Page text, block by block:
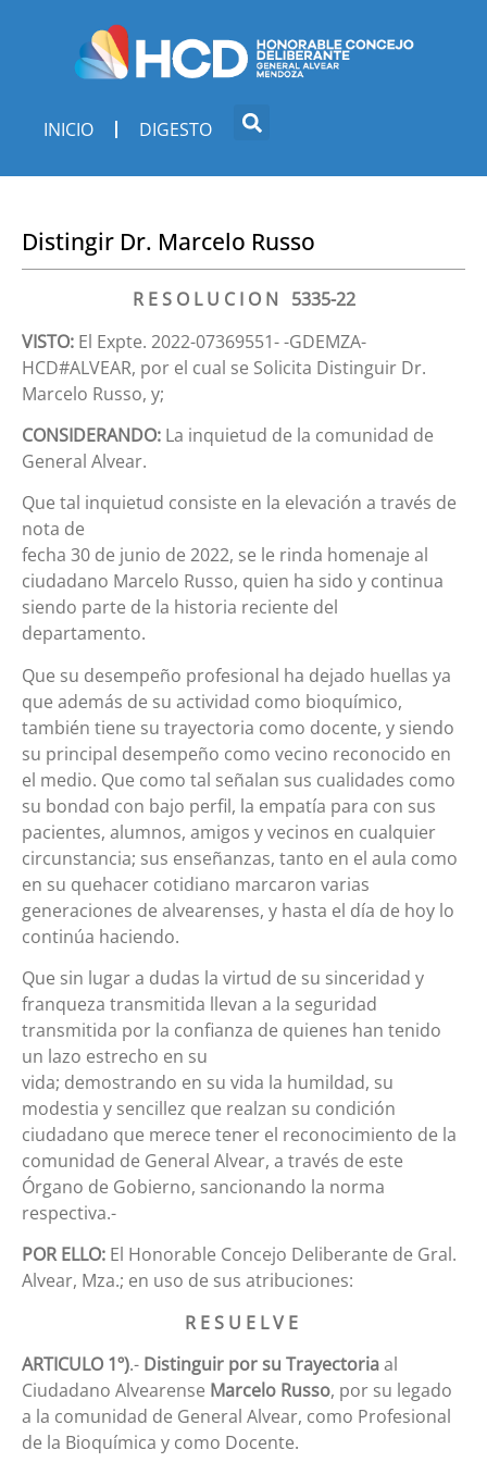
INICIO DIGESTO
Distingir Dr. Marcelo Russo
R E S O L U C I O N 5335-22
VISTO: El Expte. 2022-07369551- -GDEMZA-
HCD#ALVEAR, por el cual se Solicita Distinguir Dr.
Marcelo Russo, y;
CONSIDERANDO: La inquietud de la comunidad de
General Alvear.
Que tal inquietud consiste en la elevación a través de
nota de
fecha 30 de junio de 2022, se le rinda homenaje al
ciudadano Marcelo Russo, quien ha sido y continua
siendo parte de la historia reciente del
departamento.
Que su desempeño profesional ha dejado huellas ya
que además de su actividad como bioquímico,
también tiene su trayectoria como docente, y siendo
su principal desempeño como vecino reconocido en
el medio. Que como tal señalan sus cualidades como
su bondad con bajo perfil, la empatía para con sus
pacientes, alumnos, amigos y vecinos en cualquier
circunstancia; sus enseñanzas, tanto en el aula como
en su quehacer cotidiano marcaron varias
generaciones de alvearenses, y hasta el día de hoy lo
continúa haciendo.
Que sin lugar a dudas la virtud de su sinceridad y
franqueza transmitida llevan a la seguridad
transmitida por la confianza de quienes han tenido
un lazo estrecho en su
vida; demostrando en su vida la humildad, su
modestia y sencillez que realzan su condición
ciudadano que merece tener el reconocimiento de la
comunidad de General Alvear, a través de este
Órgano de Gobierno, sancionando la norma
respectiva.-
POR ELLO: El Honorable Concejo Deliberante de Gral.
Alvear, Mza.; en uso de sus atribuciones:
R E S U E L V E
ARTICULO 1º).- Distinguir por su Trayectoriaal
Ciudadano Alvearense Marcelo Russo, por su legado
a la comunidad de General Alvear, como Profesional
de la Bioquímica y como Docente.